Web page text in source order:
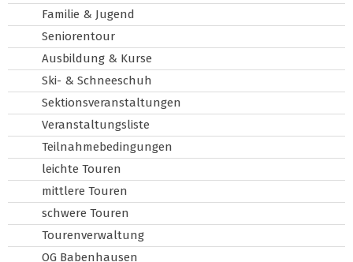
Familie & Jugend
Seniorentour
Ausbildung & Kurse
Ski- & Schneeschuh
Sektionsveranstaltungen
Veranstaltungsliste
Teilnahmebedingungen
leichte Touren
mittlere Touren
schwere Touren
Tourenverwaltung
OG Babenhausen